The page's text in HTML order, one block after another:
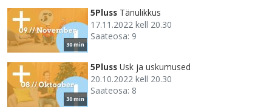
30 min
5Pluss Tänulikkus
17.11.2022 kell 20.30
Saateosa: 9
30 min
5Pluss Usk ja uskumused
20.10.2022 kell 20.30
Saateosa: 8